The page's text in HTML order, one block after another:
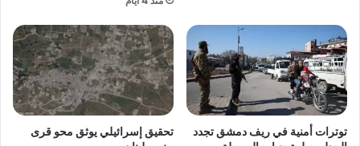
ل
ـ
3
2
ق
ب
ل
ف
ي
1
3
ش
ه
رً
توترات أمنية في ريف دمشق تجدد
تحقيق إسرائيلي يوثق محو قرى